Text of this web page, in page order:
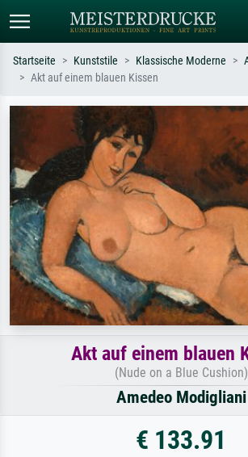
Suchen Sie nach Künstlern, Werktiteln
oder Stilen – z.B. Monet,
Sternennacht, Impressionismus, Welle
Hokusai, Akt.
Beschreiben
Wiese,
Ölgemälde,
Startseite Kunststile Klassische Moderne
Akt auf einem blauen Kissen
Akt auf einem blauen
(Nude on a Blue Cushion)
Amedeo Modigliani
€ 133.91